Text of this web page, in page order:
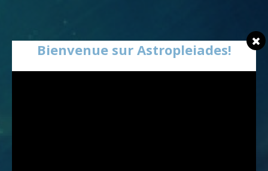
Bienvenue sur Astropleiades!